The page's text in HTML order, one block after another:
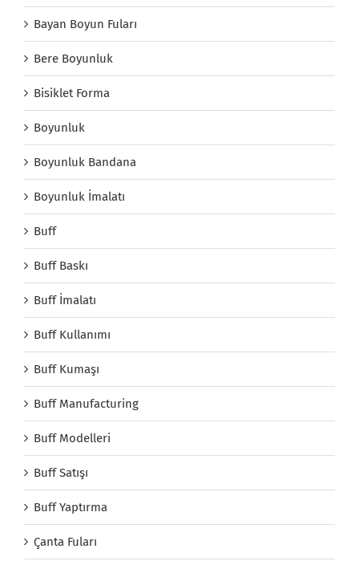
Bayan Boyun Fuları
Bere Boyunluk
Bisiklet Forma
Boyunluk
Boyunluk Bandana
Boyunluk İmalatı
Buff
Buff Baskı
Buff İmalatı
Buff Kullanımı
Buff Kumaşı
Buff Manufacturing
Buff Modelleri
Buff Satışı
Buff Yaptırma
Çanta Fuları